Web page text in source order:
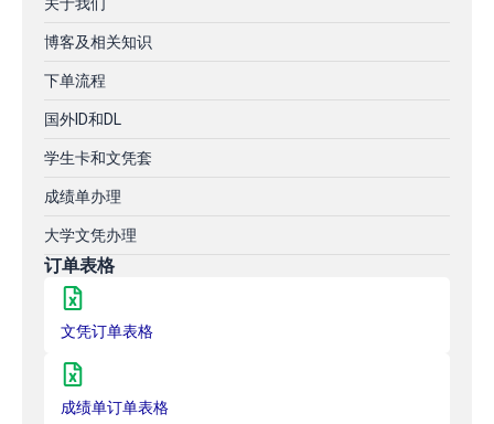
博客及相关知识
下单流程
国外ID和DL
学生卡和文凭套
成绩单办理
大学文凭办理
订单表格
文凭订单表格
成绩单订单表格